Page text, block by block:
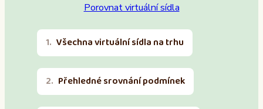
Porovnat virtuální sídla
Všechna virtuální sídla na trhu
Přehledné srovnání podmínek